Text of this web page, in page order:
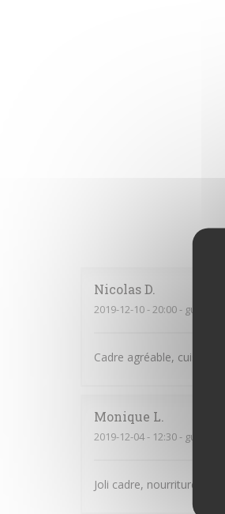
NicolasD
2019-12-10- 20:00 - guests 2
Cadre agréable, cuisine
Monique L
2019-12-04- 12:30 - guests 2
Joli cadre, nourriture